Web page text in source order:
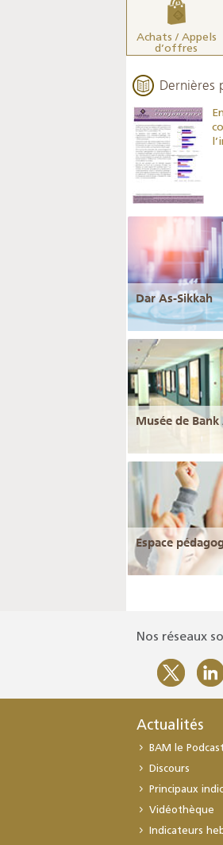
Achats / Appels
d’offres
Dernières
Dar As-Sikkah
Musée de
Espace
Nos réseaux
Actualités
BAM le Podcast
Discours
Principaux
Vidéothèque
Indicateurs